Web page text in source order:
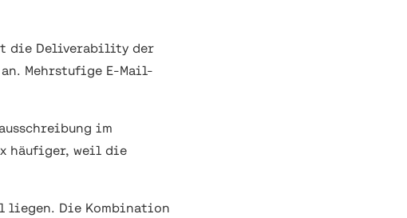
die Deliverability der
Mehrstufige E-Mail-
im
häufiger, weil die
liegen. Die Kombination